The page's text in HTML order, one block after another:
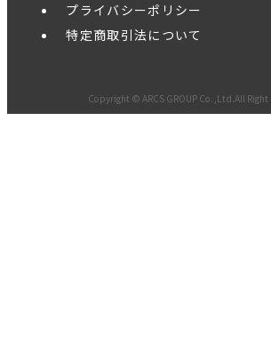
プライバシーポリシー
特定商取引法について
Copyright © ARCS GROUP Co.,Ltd.All Right